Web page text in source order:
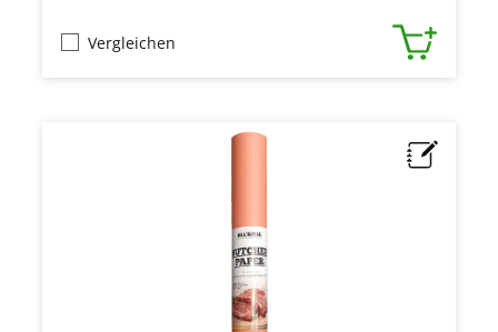
Vergleichen